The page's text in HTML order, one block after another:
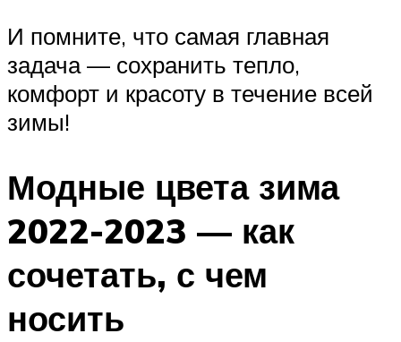
И помните, что самая главная
задача — сохранить тепло,
комфорт и красоту в течение всей
зимы!
Модные цвета зима
2022-2023 — как
сочетать, с чем
носить